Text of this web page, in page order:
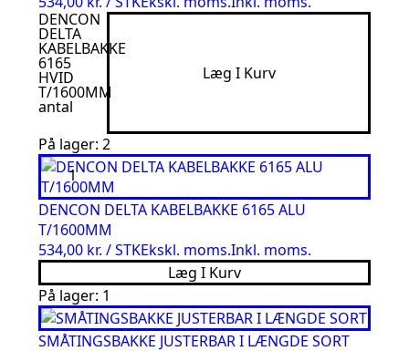
DENCON
DELTA
KABELBAKKE
6165
HVID
T/1600MM
antal
Læg I Kurv
På lager: 2
DENCON DELTA KABELBAKKE 6165 ALU
T/1600MM
534,00 kr. / STKEkskl. moms.Inkl. moms.
Læg I Kurv
På lager: 1
SMÅTINGSBAKKE JUSTERBAR I LÆNGDE SORT